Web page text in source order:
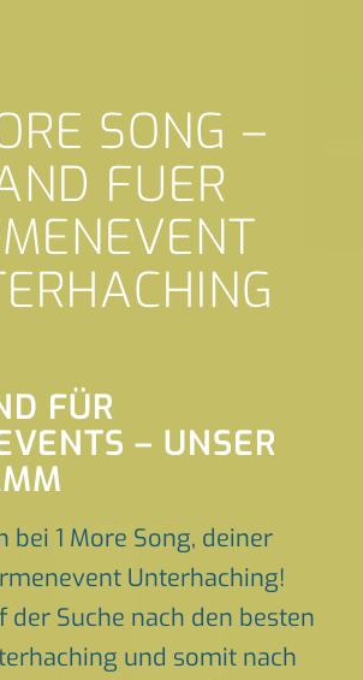
SONG –
FUER
FÜR
– UNSER
1 More Song, deiner
Unterhaching!
der Suche nach den besten
und somit nach